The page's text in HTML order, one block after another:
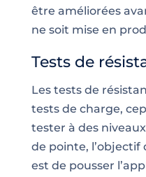
être améliorées
ne soit mise en
Tests de
Les tests de
tests de charge,
tester à des
de pointe, l’objectif
est de pousser